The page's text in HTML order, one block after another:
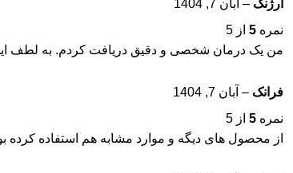
ارژنگ – آبان 7, 1404
نمره 5 از 5
من یک درمان شخصی و دقیق دریافت کردم. به لطف این
فرانک – آبان 7, 1404
نمره 5 از 5
از محصول های دیگه و موارد مشابه هم استفاده کرده